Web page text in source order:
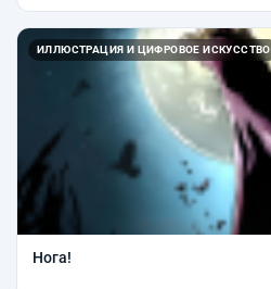
ИЛЛЮСТРАЦИЯ И ЦИФРОВОЕ ИСКУССТВО
Нога!